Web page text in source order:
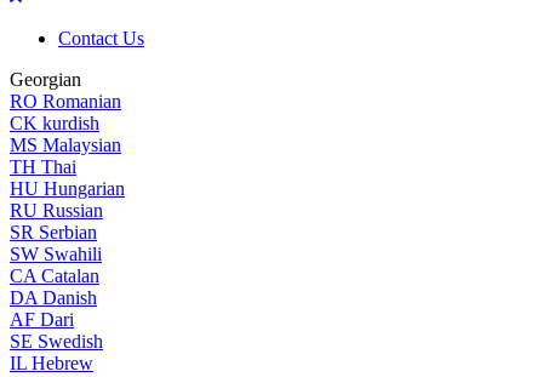
Contact Us
Georgian
RO Romanian
CK kurdish
MS Malaysian
TH Thai
HU Hungarian
RU Russian
SR Serbian
SW Swahili
CA Catalan
DA Danish
AF Dari
SE Swedish
IL Hebrew